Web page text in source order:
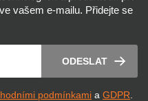
vašem e-mailu. Přidejte se
ODESLAT
podmínkami a GDPR